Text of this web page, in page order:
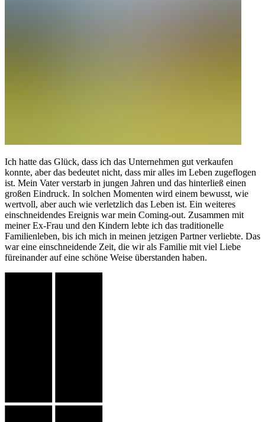
Ich hatte das Glück, dass ich das Unternehmen gut verkaufen
konnte, aber das bedeutet nicht, dass mir alles im Leben zugeflogen
ist. Mein Vater verstarb in jungen Jahren und das hinterließ einen
großen Eindruck. In solchen Momenten wird einem bewusst, wie
wertvoll, aber auch wie verletzlich das Leben ist. Ein weiteres
einschneidendes Ereignis war mein Coming-out. Zusammen mit
meiner Ex-Frau und den Kindern lebte ich das traditionelle
Familienleben, bis ich mich in meinen jetzigen Partner verliebte. Das
war eine einschneidende Zeit, die wir als Familie mit viel Liebe
füreinander auf eine schöne Weise überstanden haben.